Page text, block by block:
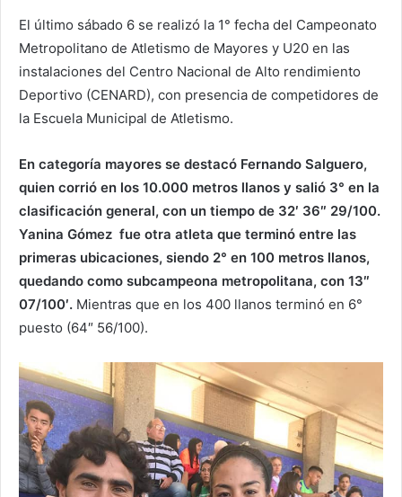
El último sábado 6 se realizó la 1° fecha del Campeonato
Metropolitano de Atletismo de Mayores y U20 en las
instalaciones del Centro Nacional de Alto rendimiento
Deportivo (CENARD), con presencia de competidores de
la Escuela Municipal de Atletismo.
En categoría mayores se destacó Fernando Salguero,
quien corrió en los 10.000 metros llanos y salió 3° en la
clasificación general, con un tiempo de 32′ 36″ 29/100.
Yanina Gómez fue otra atleta que terminó entre las
primeras ubicaciones, siendo 2° en 100 metros llanos,
quedando como subcampeona metropolitana, con 13″
07/100′. Mientras que en los 400 llanos terminó en 6°
puesto (64″ 56/100).